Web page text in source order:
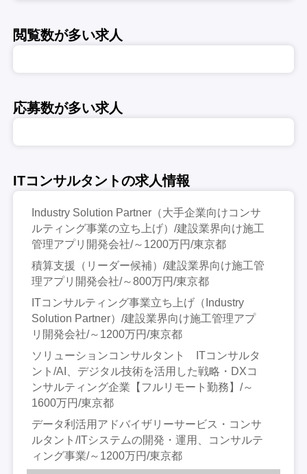
閲覧数が多い求人
応募数が多い求人
ITコンサルタントの求人情報
Industry Solution Partner（大手企業向けコンサ
ルティング事業の立ち上げ）/建設業界向け施工
管理アプリ開発会社/～1200万円/東京都
積算支援（リーダー候補）/建設業界向け施工管
理アプリ開発会社/～800万円/東京都
ITコンサルティング事業立ち上げ（Industry
Solution Partner）/建設業界向け施工管理アプ
リ開発会社/～1200万円/東京都
ソリューションコンサルタント ITコンサルタ
ント/AI、デジタル技術を活用した戦略・DXコ
ンサルティング企業【フルリモート勤務】/～
1600万円/東京都
データ利活用アドバイザリーサービス・コンサ
ルタント/ITシステムの開発・運用、コンサルテ
ィング事業/～1200万円/東京都